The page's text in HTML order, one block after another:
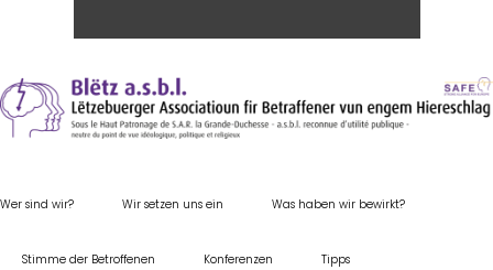
Wer sind wir? Wir setzen uns ein Was haben wir bewirkt?
Stimme der Betroffenen Konferenzen Tipps